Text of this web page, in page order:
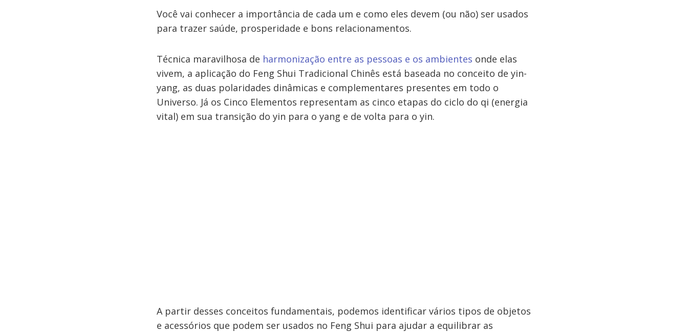
Você vai conhecer a importância de cada um e como eles devem (ou não) ser usados
para trazer saúde, prosperidade e bons relacionamentos.
Técnica maravilhosa de harmonização entre as pessoas e os ambientes onde elas
vivem, a aplicação do Feng Shui Tradicional Chinês está baseada no conceito de yin-
yang, as duas polaridades dinâmicas e complementares presentes em todo o
Universo. Já os Cinco Elementos representam as cinco etapas do ciclo do qi (energia
vital) em sua transição do yin para o yang e de volta para o yin.
A partir desses conceitos fundamentais, podemos identificar vários tipos de objetos
e acessórios que podem ser usados no Feng Shui para ajudar a equilibrar as